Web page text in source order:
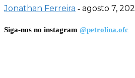
Jonathan Ferreira - agosto 7,
Siga-nos no instagram @petrolina.ofc